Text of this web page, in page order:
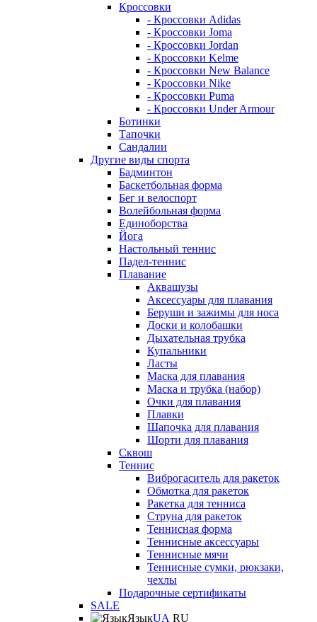
Кроссовки
- Кроссовки Adidas
- Кроссовки Joma
- Кроссовки Jordan
- Кроссовки Kelme
- Кроссовки New Balance
- Кроссовки Nike
- Кроссовки Puma
- Кроссовки Under Armour
Ботинки
Тапочки
Сандалии
Другие виды спорта
Бадминтон
Баскетбольная форма
Бег и велоспорт
Волейбольная форма
Единоборства
Йога
Настольный теннис
Падел-теннис
Плавание
Аквашузы
Аксессуары для плавания
Беруши и зажимы для носа
Доски и колобашки
Дыхательная трубка
Купальники
Ласты
Маска для плавания
Маска и трубка (набор)
Очки для плавания
Плавки
Шапочка для плавания
Шорти для плавания
Сквош
Теннис
Виброгаситель для ракеток
Обмотка для ракеток
Ракетка для тенниса
Струна для ракеток
Теннисная форма
Теннисные аксессуары
Теннисные мячи
Теннисные сумки, рюкзаки,
чехлы
Подарочные сертификаты
SALE
ЯзыкUA RU